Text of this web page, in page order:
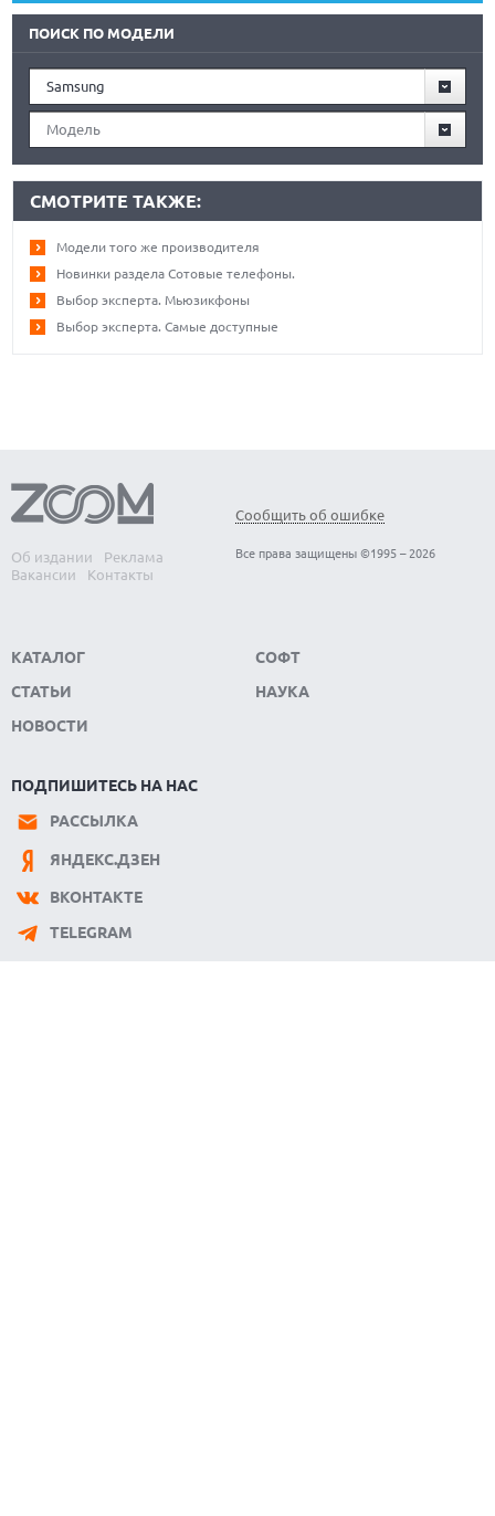
ПОИСК ПО МОДЕЛИ
Samsung
Модель
СМОТРИТЕ ТАКЖЕ:
Модели того же производителя
Новинки раздела Сотовые телефоны.
Выбор эксперта. Мьюзикфоны
Выбор эксперта. Самые доступные
Об издании
Реклама
Вакансии
Контакты
Сообщить об ошибке
Все права защищены ©1995 – 2026
КАТАЛОГ
СТАТЬИ
НОВОСТИ
СОФТ
НАУКА
ПОДПИШИТЕСЬ НА НАС
РАССЫЛКА
ЯНДЕКС.ДЗЕН
ВКОНТАКТЕ
TELEGRAM